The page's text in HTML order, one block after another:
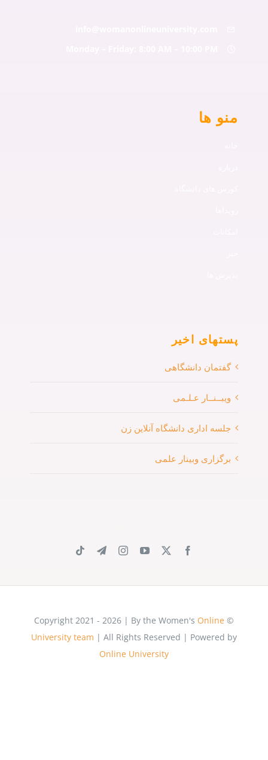
منو ها
پستهای اخیر
گفتمان دانشگاهی
ویبــنــار عـلـمی
جلسه اداری دانشگاه آنلاین زن
برگزاری وبینار علمی
Online
University team| All Rights Reserved | Powered by
Online University